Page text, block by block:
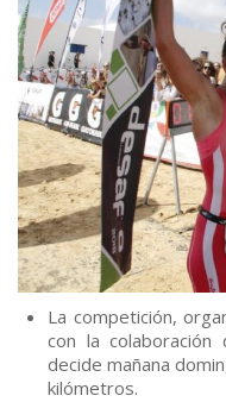
La competición,
con la
decide mañana
kilómetros.